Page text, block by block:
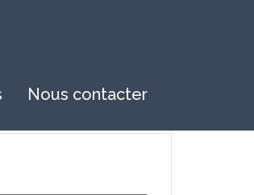
Nous contacter